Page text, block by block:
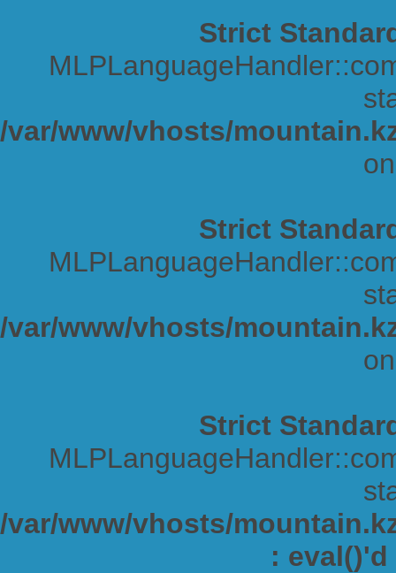
Strict
/var/www/vhosts/
Strict
/var/www/vhosts/
Strict
/var/www/vhosts/
: